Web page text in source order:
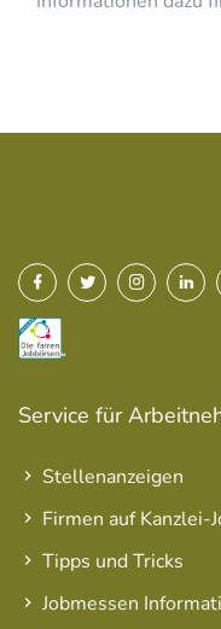
Service für
Stellenanzeigen
Firmen auf Kanzlei-
Tipps und Tricks
Jobmessen